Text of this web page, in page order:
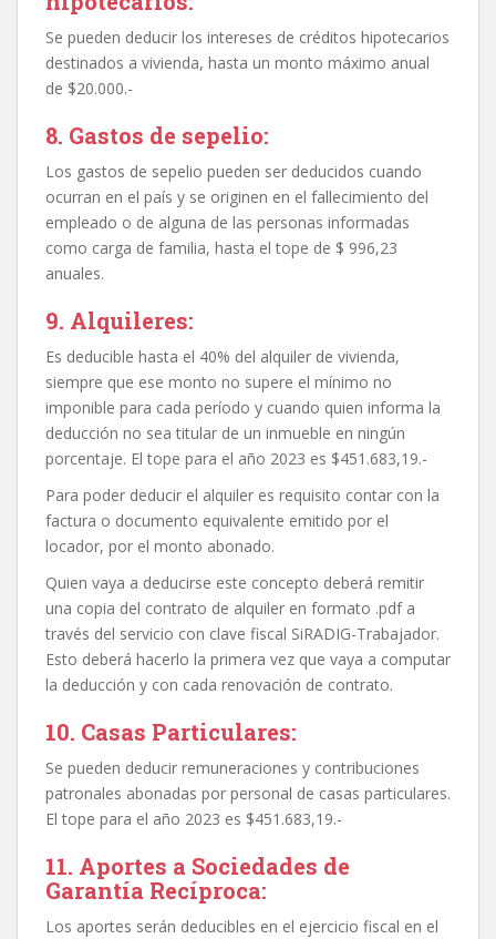
Se pueden deducir los intereses de créditos hipotecarios
destinados a vivienda, hasta un monto máximo anual
de $20.000.-
8. Gastos de sepelio:
Los gastos de sepelio pueden ser deducidos cuando
ocurran en el país y se originen en el fallecimiento del
empleado o de alguna de las personas informadas
como carga de familia, hasta el tope de $ 996,23
anuales.
9. Alquileres:
Es deducible hasta el 40% del alquiler de vivienda,
siempre que ese monto no supere el mínimo no
imponible para cada período y cuando quien informa la
deducción no sea titular de un inmueble en ningún
porcentaje. El tope para el año 2023 es $451.683,19.-
Para poder deducir el alquiler es requisito contar con la
factura o documento equivalente emitido por el
locador, por el monto abonado.
Quien vaya a deducirse este concepto deberá remitir
una copia del contrato de alquiler en formato .pdf a
través del servicio con clave fiscal SiRADIG-Trabajador.
Esto deberá hacerlo la primera vez que vaya a computar
la deducción y con cada renovación de contrato.
10. Casas Particulares:
Se pueden deducir remuneraciones y contribuciones
patronales abonadas por personal de casas particulares.
El tope para el año 2023 es $451.683,19.-
11. Aportes a Sociedades de
Garantía Recíproca:
Los aportes serán deducibles en el ejercicio fiscal en el